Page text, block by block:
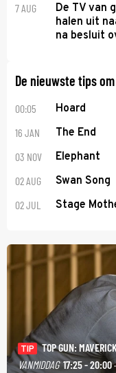
7 AUG
De TV van
halen uit
na besluit
De nieuwste tips
00:05 Hoard
16 JAN The End
03 NOV Elephant
02 AUG Swan Song
02 JUL Stage
TIP
TOP GUN: MAVERICK
VANMIDDAG 17:25 - 20:00